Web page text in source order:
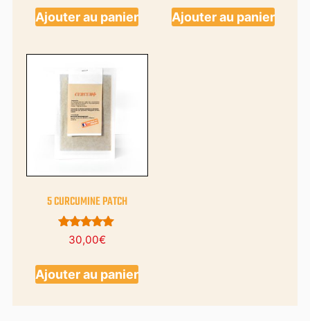
Ajouter au panier Ajouter au panier
5 CURCUMINE PATCH
Note
5.00
30,00€
Ajouter au panier